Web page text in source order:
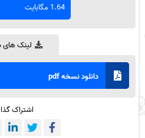
1.64 مگابایت
لینک های
دانلود نسخه pdf
اشتراک